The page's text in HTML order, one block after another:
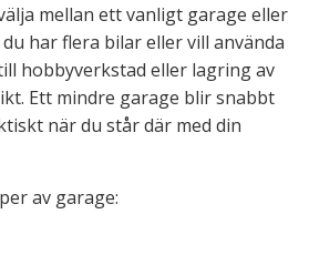
mellan ett vanligt garage eller
har flera bilar eller vill använda
hobbyverkstad eller lagring av
Ett mindre garage blir snabbt
när du står där med din
av garage: